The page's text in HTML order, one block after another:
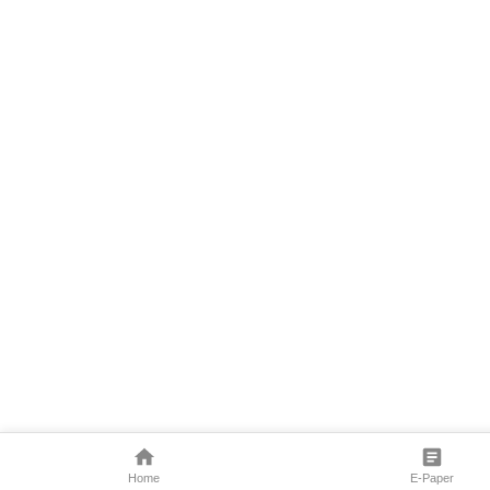
Home E-Paper